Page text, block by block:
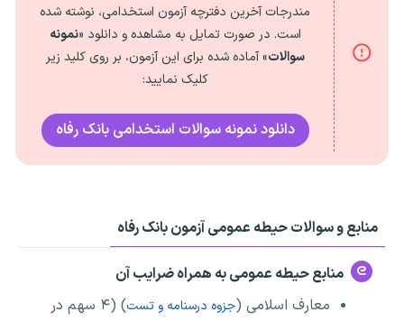
مندرجات آخرین دفترچه آزمون استخدامی، نوشته شده
است. در صورت تمایل به مشاهده و دانلود «نمونه
سوالات» آماده شده برای این آزمون، بر روی کلید زیر
کلیک نمایید:
دانلود نمونه سوالات استخدامی بانک رفاه
منابع و سوالات حیطه عمومی آزمون بانک رفاه
منابع حیطه عمومی به همراه ضرایب آن
معارف اسلامی (جزوه درسنامه و تست
) (۴ سهم در